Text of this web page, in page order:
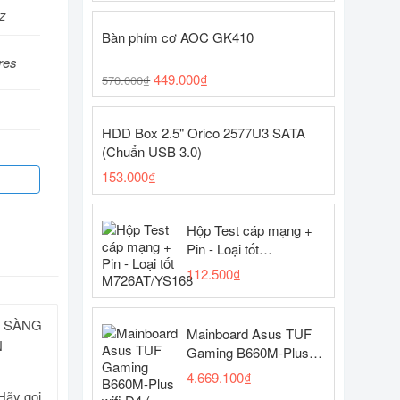
gọi
Bàn phím cơ AOC GK410
570.000₫ 449.000₫
HDD Box 2.5" Orico 2577U3 SATA
(Chuẩn USB 3.0)
153.000₫
Hộp Test cáp mạng +
Pin - Loại tốt
M726AT/YS168
112.500₫
Mainboard Asus TUF
Gaming B660M-Plus
wifi D4 ( LGA1700 -
ATX motherboard -
4.669.100₫